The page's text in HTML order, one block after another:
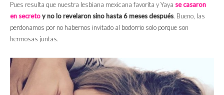
Pues resulta que nuestra lesbiana mexicana favorita y Yaya se casaron
en secretoy no lo revelaron sino hasta 6 meses después. Bueno, las
perdonamos por no habernos invitado al bodorrio solo porque son
hermosas juntas.